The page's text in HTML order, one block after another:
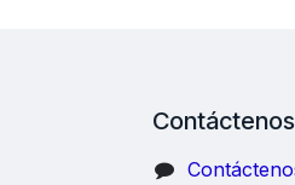
Contáctenos